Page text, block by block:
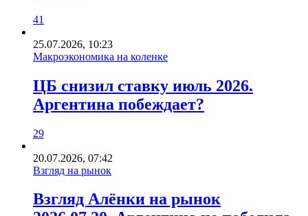
41
25.07.2026, 10:23
Макроэкономика на коленке
ЦБ снизил ставку июль 2026.
Аргентина побеждает?
29
20.07.2026, 07:42
Взгляд на рынок
Взгляд Алёнки на рынок